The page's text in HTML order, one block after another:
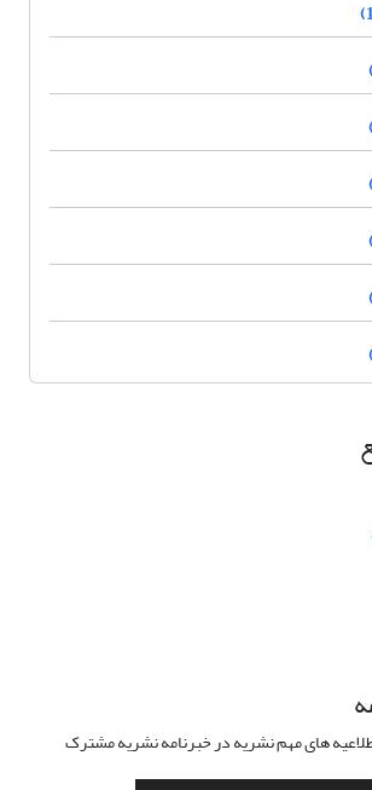
های مهم نشریه در خبرنامه نشریه مشترک